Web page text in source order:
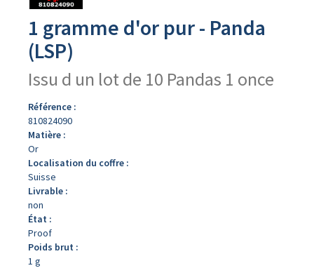
1 gramme d'or pur - Panda
(LSP)
Issu d un lot de 10 Pandas 1 once
Référence :
810824090
Matière :
Or
Localisation du coffre :
Suisse
Livrable :
non
État :
Proof
Poids brut :
1 g